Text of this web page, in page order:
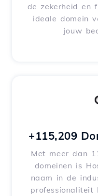
de zekerheid en
ideale domein
jouw
+115,209
Met meer dan
domeinen is
naam in de